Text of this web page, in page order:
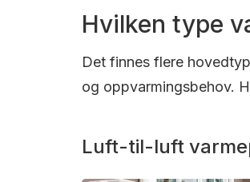
Hvilken type
Det finnes flere
og oppvarmingsbehov.
Luft-til-luft